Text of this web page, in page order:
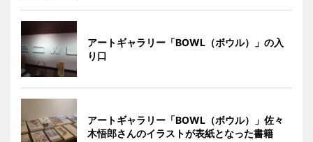
アートギャラリー「BOWL（ボウル）」の入
り口
アートギャラリー「BOWL（ボウル）」佐々
木悟郎さんのイラストが表紙となった書籍